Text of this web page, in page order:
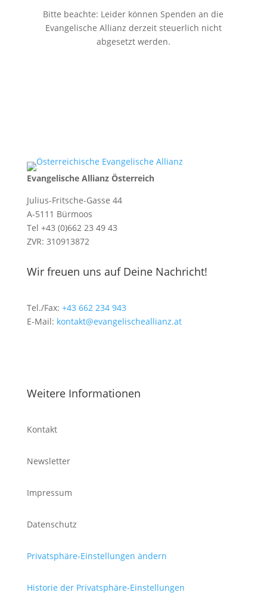
Bitte beachte: Leider können Spenden an die
Evangelische Allianz derzeit steuerlich nicht
abgesetzt werden.
Evangelische Allianz Österreich
Julius-Fritsche-Gasse 44
A-5111 Bürmoos
Tel +43 (0)662 23 49 43
ZVR: 310913872
Wir freuen uns auf Deine Nachricht!
Tel./Fax: +43 662 234 943
E-Mail: kontakt@evangelischeallianz.at
Weitere Informationen
Kontakt
Newsletter
Impressum
Datenschutz
Privatsphäre-Einstellungen ändern
Historie der Privatsphäre-Einstellungen